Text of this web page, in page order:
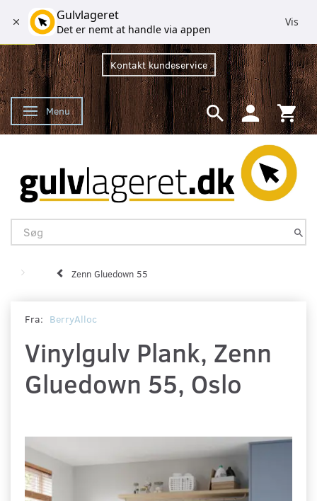
Kontakt kundeservice
Skifte navigation
Menu
Zenn Gluedown 55
Fra: BerryAlloc
Vinylgulv Plank, Zenn
Gluedown 55, Oslo
Gulvlageret
Det er nemt at handle via appen
Vis